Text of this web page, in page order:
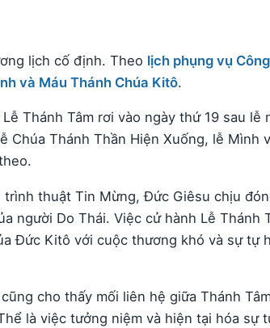
lịch cố định. Theo lịch phụng vụ
và Máu Thánh Chúa Kitô.
Lễ Thánh Tâm rơi vào ngày thứ 19 sau lễ
Thánh Thần Hiện Xuống, lễ Mình
thuật Tin Mừng, Đức Giêsu chịu
người Do Thái. Việc cử hành Lễ Thánh
Đức Kitô với cuộc thương khó và sự tự
cho thấy mối liên hệ giữa Thánh
là việc tưởng niệm và hiện tại hóa sự